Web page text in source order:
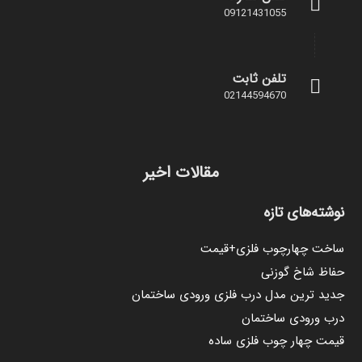
09121431055
تلفن ثابت
02144594670
مقالات اخیر
نوشته‌های تازه
ساخت چهارچوب فلزی+قیمت
حفاظ شاخ گوزنی
جدید ترین مدل درب فلزی ورودی ساختمان
درب ورودی ساختمان
قیمت چهار چوب فلزی ساده